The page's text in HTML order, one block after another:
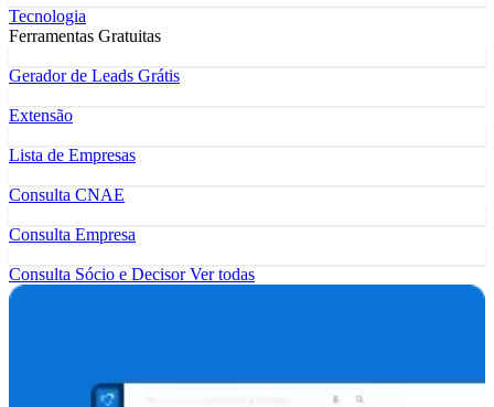
Tecnologia
Ferramentas Gratuitas
Gerador de Leads Grátis
Extensão
Lista de Empresas
Consulta CNAE
Consulta Empresa
Consulta Sócio e DecisorVer todas